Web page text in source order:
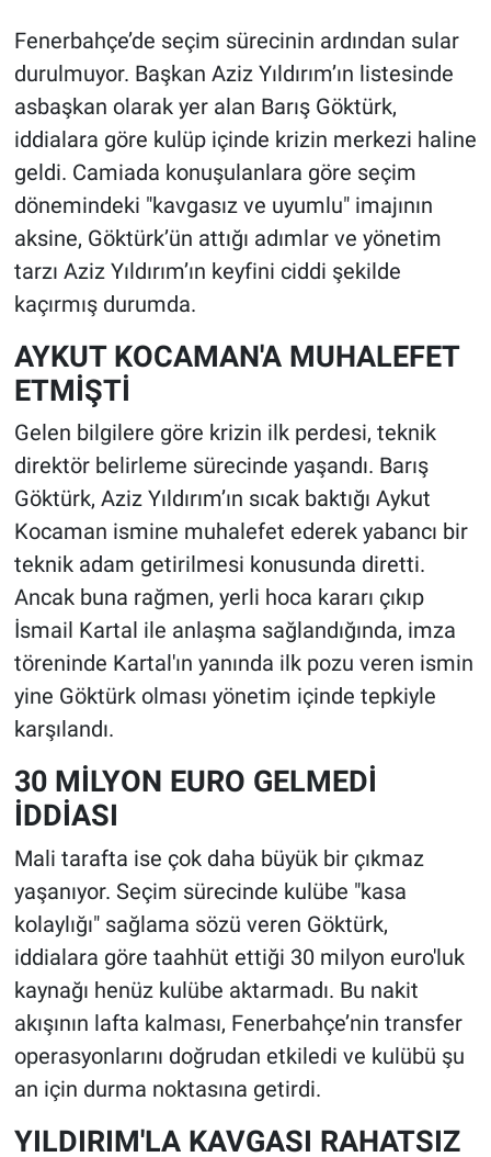
Fenerbahçe’de seçim sürecinin ardından sular
durulmuyor. Başkan Aziz Yıldırım’ın listesinde
asbaşkan olarak yer alan Barış Göktürk,
iddialara göre kulüp içinde krizin merkezi haline
geldi. Camiada konuşulanlara göre seçim
dönemindeki "kavgasız ve uyumlu" imajının
aksine, Göktürk’ün attığı adımlar ve yönetim
tarzı Aziz Yıldırım’ın keyfini ciddi şekilde
kaçırmış durumda.
AYKUT KOCAMAN'A MUHALEFET
ETMİŞTİ
Gelen bilgilere göre krizin ilk perdesi, teknik
direktör belirleme sürecinde yaşandı. Barış
Göktürk, Aziz Yıldırım’ın sıcak baktığı Aykut
Kocaman ismine muhalefet ederek yabancı bir
teknik adam getirilmesi konusunda diretti.
Ancak buna rağmen, yerli hoca kararı çıkıp
İsmail Kartal ile anlaşma sağlandığında, imza
töreninde Kartal'ın yanında ilk pozu veren ismin
yine Göktürk olması yönetim içinde tepkiyle
karşılandı.
30 MİLYON EURO GELMEDİ
İDDİASI
Mali tarafta ise çok daha büyük bir çıkmaz
yaşanıyor. Seçim sürecinde kulübe "kasa
kolaylığı" sağlama sözü veren Göktürk,
iddialara göre taahhüt ettiği 30 milyon euro'luk
kaynağı henüz kulübe aktarmadı. Bu nakit
akışının lafta kalması, Fenerbahçe’nin transfer
operasyonlarını doğrudan etkiledi ve kulübü şu
an için durma noktasına getirdi.
YILDIRIM'LA KAVGASI RAHATSIZ